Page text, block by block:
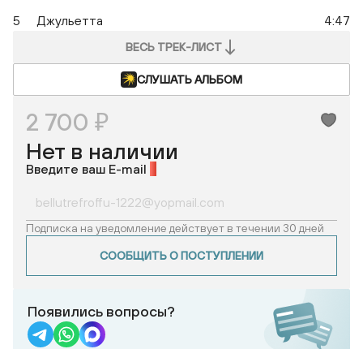
5
Джульетта 4:47
ВЕСЬ ТРЕК-ЛИСТ
СЛУШАТЬ АЛЬБОМ
2 700 ₽
Нет в наличии
Введите ваш E-mail
Подписка на уведомление действует в течении 30 дней
СООБЩИТЬ О ПОСТУПЛЕНИИ
Появились вопросы?